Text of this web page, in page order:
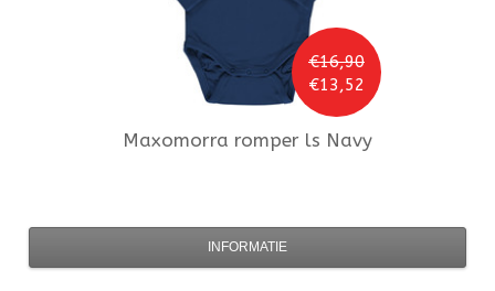
€16,90
€13,52
Maxomorra romper ls Navy
INFORMATIE